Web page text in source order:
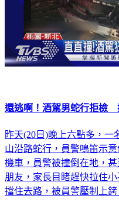
還逃啊！酒駕男蛇行拒檢
昨天(20日)晚上六點多，一
山沿路蛇行，員警鳴笛示
機車，員警被撞倒在地，
朋友，家長目睹趕快拉住
擋住去路，被員警壓制上